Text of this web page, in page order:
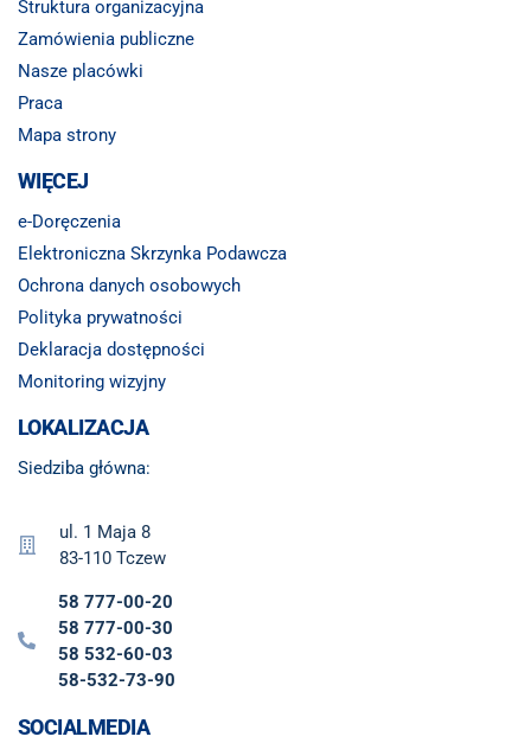
Struktura organizacyjna
Zamówienia publiczne
Nasze placówki
Praca
Mapa strony
WIĘCEJ
e-Doręczenia
Elektroniczna Skrzynka Podawcza
Ochrona danych osobowych
Polityka prywatności
Deklaracja dostępności
Monitoring wizyjny
LOKALIZACJA
Siedziba główna:
ul. 1 Maja 8
83-110 Tczew
58 777-00-20
58 777-00-30
58 532-60-03
58-532-73-90
SOCIALMEDIA